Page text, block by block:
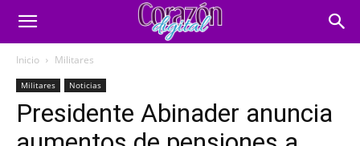
Inicio Militares
Militares Noticias
Presidente Abinader anuncia